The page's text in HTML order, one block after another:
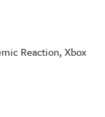
Reaction,Xbox